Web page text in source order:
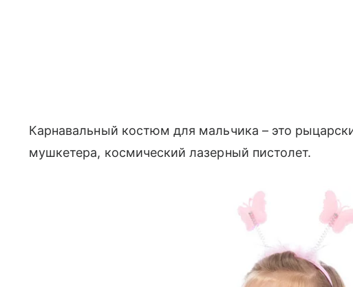
Карнавальный костюм для мальчика – это
мушкетера, космический лазерный пистолет.